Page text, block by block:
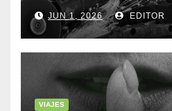
sostenible
JUN 1, 2026 EDITOR
VIAJES